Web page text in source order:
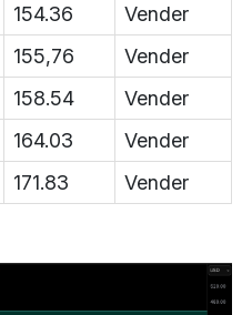
154.36
Vender
155,76
Vender
158.54
Vender
164.03
Vender
171.83 Vender